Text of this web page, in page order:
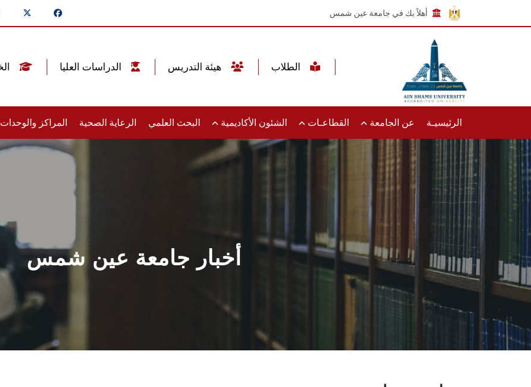
أهلاً بك في جامعة عين شمس
الرئيسيـة عن الجامعة القطاعـات الشئون الأكاديمية البحث العلمي الرعاية الصحية المراكز والوحدات
أخبار جامعة عين شمس